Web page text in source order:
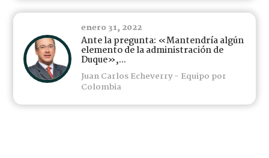
enero 31, 2022
Ante la pregunta: «Mantendría algún
elemento de la administración de
Duque»,...
Juan Carlos Echeverry - Equipo por
Colombia